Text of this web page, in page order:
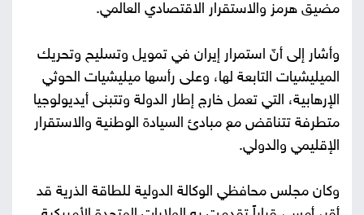
مضيق هرمز والاستقرار الاقتصادي العالمي.
وأشار إلى أنّ استمرار إيران في تمويل وتسليح وتحريك
الميليشيات التابعة لها، وعلى رأسها ميليشيات الحوثي
الإرهابية، التي تعمل خارج إطار الدولة وتتبنى أيديولوجيا
متطرفة تتناقض مع مبادئ السيادة الوطنية والاستقرار
الإقليمي والدولي.
وكان مجلس محافظي الوكالة الدولية للطاقة الذرية قد